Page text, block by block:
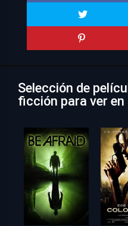
Selección de
ficción para ver